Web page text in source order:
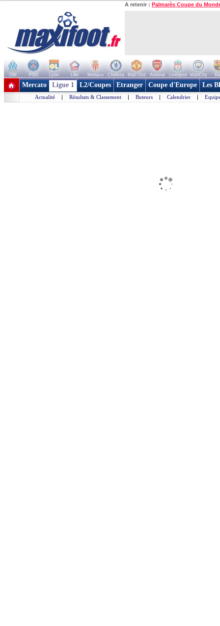
A retenir : Palmarès Coupe du
OM PSG Lyon Lille Monaco Chelsea Man Utd Arsenal Liverpool ManCity
+ de clubs
Mercato Ligue 1 L2/Coupes Etranger Coupe d'Europe Les
Actualité | Résultats & Classement | Buteurs | Calendrier |